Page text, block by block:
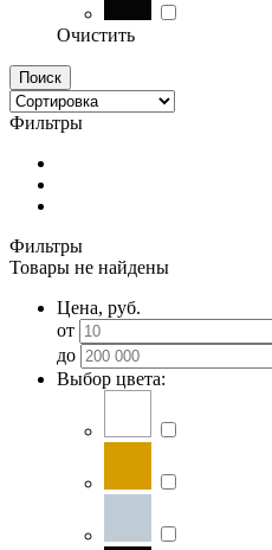
Очистить
Поиск
Фильтры
Фильтры
Товары не найдены
Цена, руб.
от
до
Выбор цвета: